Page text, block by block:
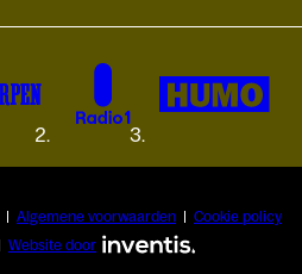
Algemene voorwaarden
Cookie policy
Website door